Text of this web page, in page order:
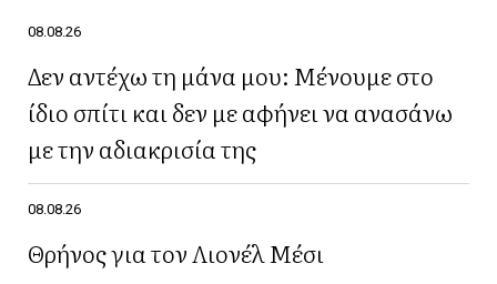
08.08.26
Δεν αντέχω τη μάνα μου: Μένουμε στο
ίδιο σπίτι και δεν με αφήνει να ανασάνω
με την αδιακρισία της
08.08.26
Θρήνος για τον Λιονέλ Μέσι